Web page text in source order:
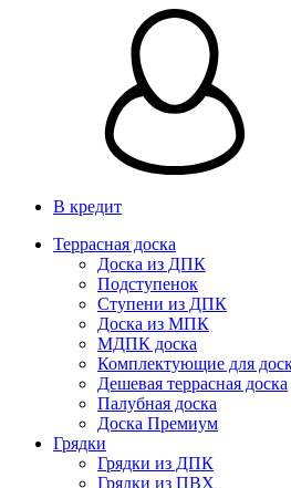
В кредит
Террасная доска
Доска из ДПК
Подступенок
Ступени из ДПК
Доска из МПК
МДПК доска
Комплектующие для
Дешевая террасная доска
Палубная доска
Доска Премиум
Грядки
Грядки из ДПК
Грядки из ПВХ